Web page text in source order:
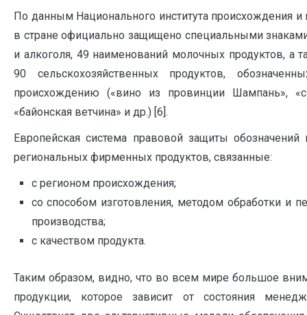
По данным Национального института происхождения и
в стране официально защищено специальными
и алкоголя, 49 наименований молочных продуктов, а
90 сельскохозяйственных продуктов,
происхождению («вино из провинции Шампань»,
«байонская ветчина» и др.) [6].
Европейская система правовой защиты обозначений
региональных фирменных продуктов, связанные:
с регионом происхождения;
со способом изготовления, методом обработки и
производства;
с качеством продукта.
Таким образом, видно, что во всем мире большое
продукции, которое зависит от состояния